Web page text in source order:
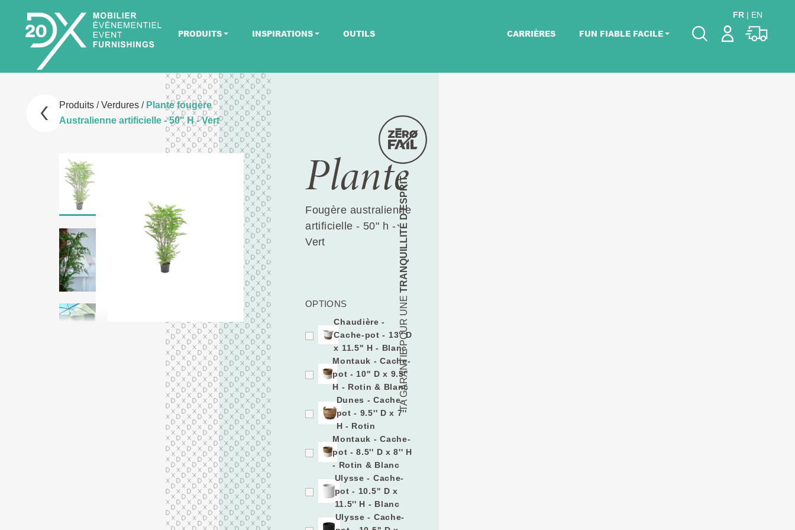
PRODUITS INSPIRATIONS OUTILS CARRIÈRES FUN FIABLE FACILE
FR| EN
Produits/Verdures/ Plante fougère
Australienne artificielle - 50" H - Vert
TA GARANTIE POUR UNE
TRANQUILLITÉ D’ESPRIT
Plante
Fougère australienne
artificielle - 50" h -
Vert
OPTIONS
Chaudière -
Cache-pot - 13'' D
x 11.5'' H - Blanc
Montauk - Cache-
pot - 10'' D x 9.5''
H - Rotin & Blanc
Dunes - Cache-
pot - 9.5'' D x 7''
H - Rotin
Montauk - Cache-
pot - 8.5'' D x 8'' H
- Rotin & Blanc
Ulysse - Cache-
pot - 10.5'' D x
11.5'' H - Blanc
Ulysse - Cache-